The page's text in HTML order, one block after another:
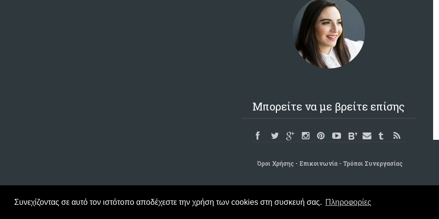
Συνεχίζοντας σε αυτό τον ιστότοπο αποδέχεστε την χρήση των cookies στη συσκευή σας. Πληροφορίες
Μπορείτε να με βρείτε επίσης
Όροι Χρήσης Επικοινωνία Τρόποι Συνεργασίας